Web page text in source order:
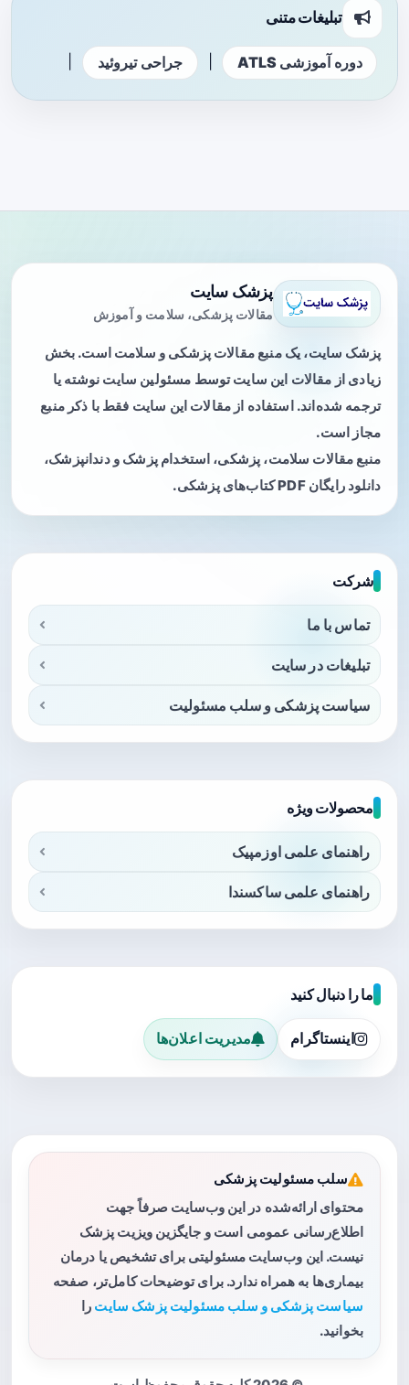
تبلیغات متنی
دوره آموزشی ATLS جراحی تیروئید
پزشک سایت
مقالات پزشکی، سلامت و آموزش
پزشک سایت، یک منبع مقالات پزشکی و سلامت است. بخش
زیادی از مقالات این سایت توسط مسئولین سایت نوشته یا
ترجمه شده‌اند. استفاده از مقالات این سایت فقط با ذکر منبع
مجاز است.
منبع مقالات سلامت، پزشکی، استخدام پزشک و دندانپزشک،
دانلود رایگان PDF کتاب‌های پزشکی.
شرکت
تماس با ما
تبلیغات در سایت
سیاست پزشکی و سلب مسئولیت
محصولات ویژه
راهنمای علمی اوزمپیک
راهنمای علمی ساکسندا
ما را دنبال کنید
اینستاگرام مدیریت اعلان‌ها
سلب مسئولیت پزشکی
محتوای ارائه‌شده در این وب‌سایت صرفاً جهت
اطلاع‌رسانی عمومی است و جایگزین ویزیت پزشک
نیست. این وب‌سایت مسئولیتی برای تشخیص یا درمان
بیماری‌ها به همراه ندارد. برای توضیحات کامل‌تر، صفحه
سیاست پزشکی و سلب مسئولیت پزشک سایت را
بخوانید.